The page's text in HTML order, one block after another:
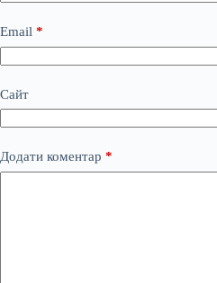
Email *
Сайт
Додати коментар *